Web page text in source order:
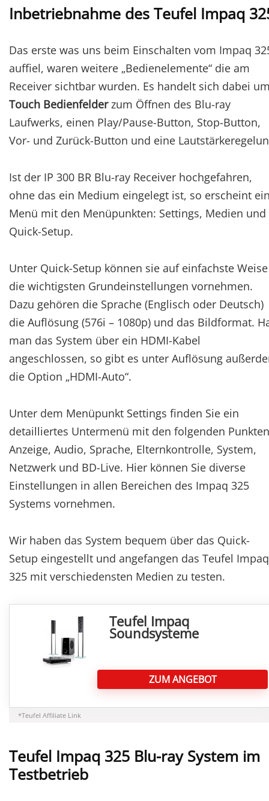
Inbetriebnahme des Teufel Impaq
Das erste was uns beim Einschalten vom Impaq
auffiel, waren weitere „Bedienelemente“ die am
Receiver sichtbar wurden. Es handelt sich dabei
Touch Bedienfelderzum Öffnen des Blu-ray
Laufwerks, einen Play/Pause-Button, Stop-Button,
Vor- und Zurück-Button und eine
Ist der IP 300 BR Blu-ray Receiver hochgefahren,
ohne das ein Medium eingelegt ist, so erscheint
Menü mit den Menüpunkten: Settings, Medien und
Quick-Setup.
Unter Quick-Setup können sie auf einfachste Weise
die wichtigsten Grundeinstellungen vornehmen.
Dazu gehören die Sprache (Englisch oder Deutsch)
die Auflösung (576i – 1080p) und das Bildformat.
man das System über ein HDMI-Kabel
angeschlossen, so gibt es unter Auflösung
die Option „HDMI-Auto“.
Unter dem Menüpunkt Settings finden Sie ein
detailliertes Untermenü mit den folgenden
Anzeige, Audio, Sprache, Elternkontrolle, System,
Netzwerk und BD-Live. Hier können Sie diverse
Einstellungen in allen Bereichen des Impaq 325
Systems vornehmen.
Wir haben das System bequem über das Quick-
Setup eingestellt und angefangen das Teufel Impaq
325 mit verschiedensten Medien zu testen.
Teufel Impaq
Soundsysteme
ZUM ANGEBOT
*Teufel Affiliate Link
Teufel Impaq 325 Blu-ray System im
Testbetrieb